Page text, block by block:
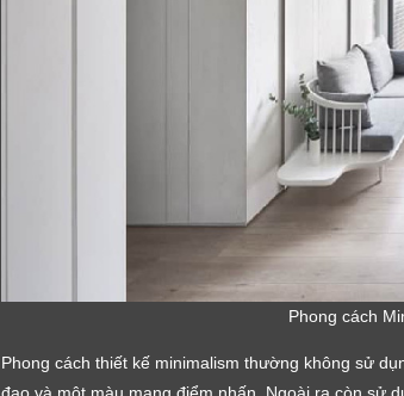
Phong cách
Phong cách thiết kế minimalism thường không sử
đạo và một màu mang điểm nhấn. Ngoài ra còn sử